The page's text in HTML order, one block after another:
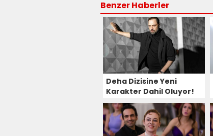
Benzer Haberler
Deha Dizisine Yeni
Karakter Dahil Oluyor!